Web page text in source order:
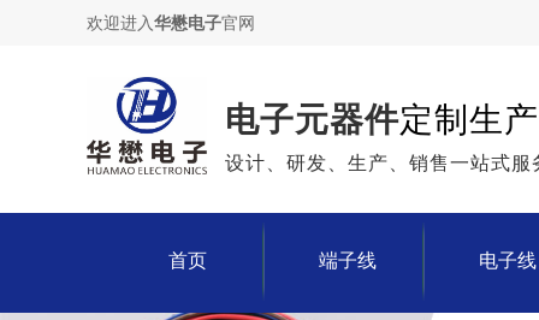
欢迎进入华懋电子官网
电子元器件定制生
设计、研发、生产、销售一站式服
首页 端子线 电子线